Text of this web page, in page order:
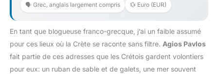
🗣️ Grec, anglais largement compris 💱 Euro (EUR)
En tant que blogueuse franco-grecque, j’ai un faible assumé
pour ces lieux où la Crète se raconte sans filtre. Agios Pavlos
fait partie de ces adresses que les Crétois gardent volontiers
pour eux: un ruban de sable et de galets, une mer souvent